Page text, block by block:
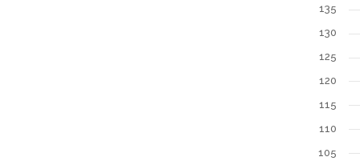
The
105
110
115
120
125
130
135